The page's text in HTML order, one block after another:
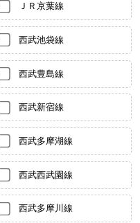
ＪＲ京葉線
西武池袋線
西武豊島線
西武新宿線
西武多摩湖線
西武西武園線
西武多摩川線